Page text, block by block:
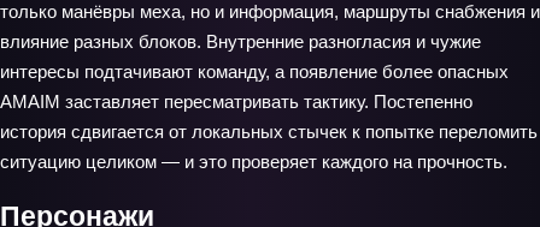
только манёвры меха, но и информация, маршруты снабжения и
влияние разных блоков. Внутренние разногласия и чужие
интересы подтачивают команду, а появление более опасных
AMAIM заставляет пересматривать тактику. Постепенно
история сдвигается от локальных стычек к попытке переломить
ситуацию целиком — и это проверяет каждого на прочность.
Персонажи